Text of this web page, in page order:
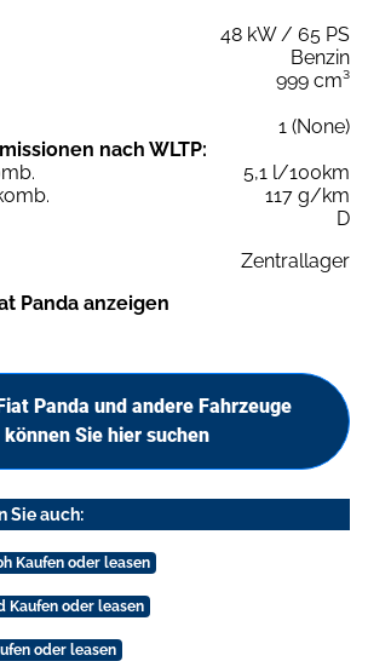
48 kW / 65 PS
Benzin
999 cm³
1 (None)
nach WLTP:
5,1 l/100km
117 g/km
D
Zentrallager
Panda anzeigen
Panda und andere Fahrzeuge
können Sie hier suchen
Sie auch:
Kaufen oder leasen
Kaufen oder leasen
oder leasen